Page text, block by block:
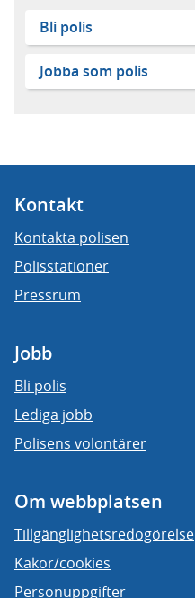
Bli polis
Jobba som polis
Kontakt
Kontakta polisen
Polisstationer
Pressrum
Jobb
Bli polis
Lediga jobb
Polisens volontärer
Om webbplatsen
Tillgänglighetsredogörelse
Kakor/cookies
Personuppgifter